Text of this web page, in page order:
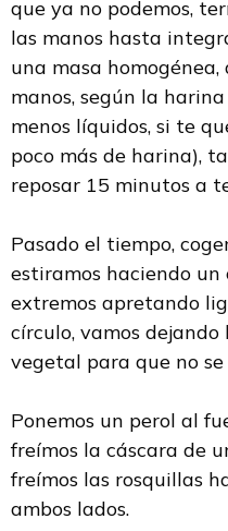
que ya no podemos,
las manos hasta
una masa
manos, según la
menos líquidos, si te
poco más de harina),
reposar 15 minutos a
Pasado el tiempo,
estiramos haciendo un
extremos apretando
círculo, vamos
vegetal para que no se
Ponemos un perol al
freímos la cáscara de
freímos las rosquillas
ambos lados.